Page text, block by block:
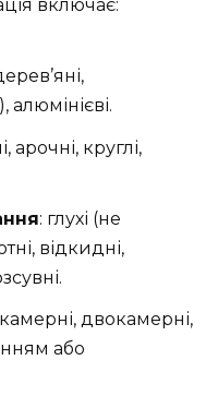
включає:
арочні, круглі,
: глухі (не
відкидні,
двокамерні,
або